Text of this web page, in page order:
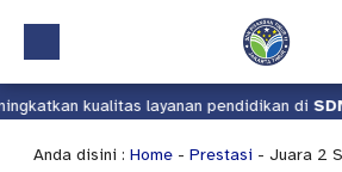
Beranda
Profil
kualitas layanan pendidikan diSDN
Anda disini : Home- Prestasi - Juara 2